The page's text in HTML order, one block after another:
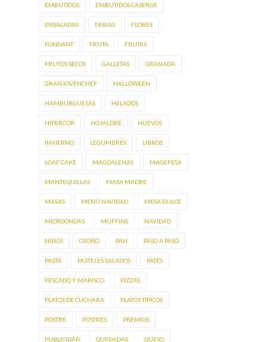
EMBUTIDOS EMBUTIDOS CASEROS
ENSALADAS FERIAS FLORES
FONDANT FRUTA FRUTAS
FRUTOS SECOS GALLETAS GRANADA
GRANJOVENCHEF HALLOWEEN
HAMBURGUESAS HELADOS
HIPERCOR HOJALDRE HUEVOS
INVIERNO LEGUMBRES LIBROS
LOAF CAKE MAGDALENAS MAGEFESA
MANTEQUILLAS MASA MADRE
MASAS MENÚ NAVIDAD MESA DULCE
MICROONDAS MUFFINS NAVIDAD
NIÑOS OTOÑO PAN PASO A PASO
PASTA PASTELES SALADOS PATÉS
PESCADO Y MARISCO PIZZAS
PLATOS DE CUCHARA PLATOS TÍPICOS
POSTRE POSTRES PREMIOS
PUBLICIDAD QUEDADAS QUESO